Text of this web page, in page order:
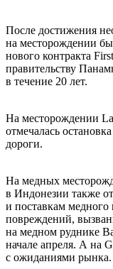
После достижения
на месторождении
нового контракта
правительству
в течение 20 лет.
На месторождении
отмечалась
дороги.
На медных
в Индонезии также
и поставкам медного
повреждений,
на медном руднике
начале апреля. А на
с ожиданиями рынка.